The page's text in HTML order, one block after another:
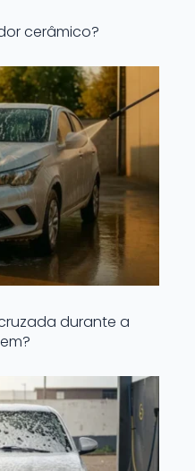
cerâmico?
durante a